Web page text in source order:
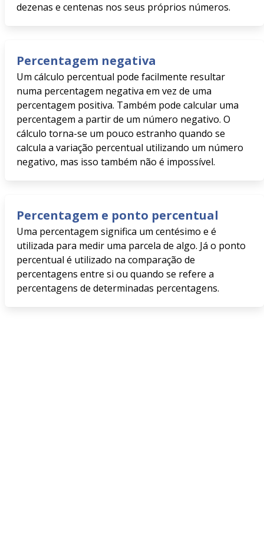
dezenas e centenas nos seus próprios números.
Percentagem negativa
Um cálculo percentual pode facilmente resultar
numa percentagem negativa em vez de uma
percentagem positiva. Também pode calcular uma
percentagem a partir de um número negativo. O
cálculo torna-se um pouco estranho quando se
calcula a variação percentual utilizando um número
negativo, mas isso também não é impossível.
Percentagem e ponto percentual
Uma percentagem significa um centésimo e é
utilizada para medir uma parcela de algo. Já o ponto
percentual é utilizado na comparação de
percentagens entre si ou quando se refere a
percentagens de determinadas percentagens.